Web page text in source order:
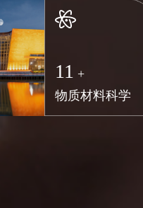
11 +
物质材料科学